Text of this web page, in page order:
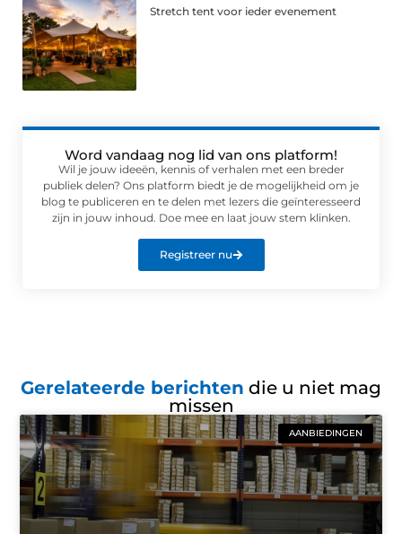
Stretch tent voor ieder evenement
Word vandaag nog lid van ons platform!
Wil je jouw ideeën, kennis of verhalen met een breder
publiek delen? Ons platform biedt je de mogelijkheid om je
blog te publiceren en te delen met lezers die geïnteresseerd
zijn in jouw inhoud. Doe mee en laat jouw stem klinken.
Registreer nu
Gerelateerde berichten die u niet mag
missen
AANBIEDINGEN